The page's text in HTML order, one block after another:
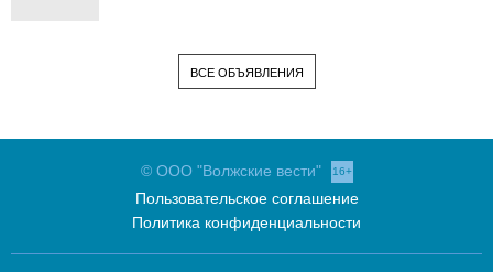
ВСЕ ОБЪЯВЛЕНИЯ
© ООО "Волжские вести" 16+
Пользовательское соглашение
Политика конфиденциальности